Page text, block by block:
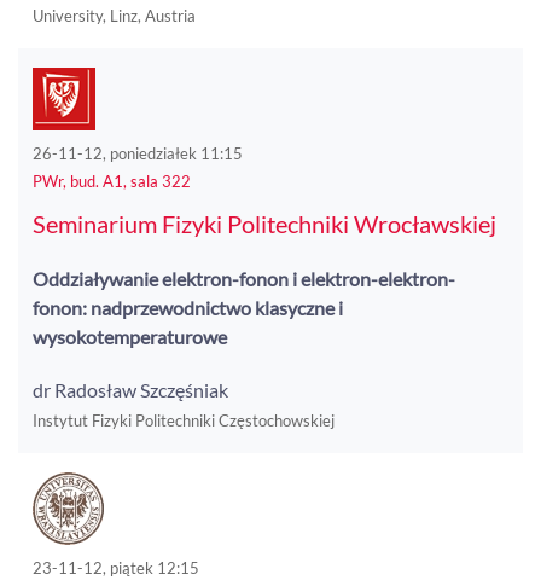
University, Linz, Austria
26-11-12, poniedziałek 11:15
PWr, bud. A1, sala 322
Seminarium Fizyki Politechniki Wrocławskiej
Oddziaływanie elektron-fonon i elektron-elektron-
fonon: nadprzewodnictwo klasyczne i
wysokotemperaturowe
dr Radosław Szczęśniak
Instytut Fizyki Politechniki Częstochowskiej
23-11-12, piątek 12:15